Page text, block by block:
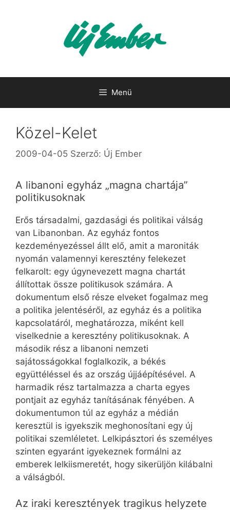
Menü
Közel-Kelet
2009-04-05 Szerző: Új Ember
A libanoni egyház „magna chartája”
politikusoknak
Erős társadalmi, gazdasági és politikai válság
van Libanonban. Az egyház fontos
kezdeményezéssel állt elő, amit a maroniták
nyomán valamennyi keresztény felekezet
felkarolt: egy úgynevezett magna chartát
állítottak össze politikusok számára. A
dokumentum első része elveket fogalmaz meg
a politika jelentéséről, az egyház és a politika
kapcsolatáról, meghatározza, miként kell
viselkednie a keresztény politikusoknak. A
második rész a libanoni nemzeti
sajátosságokkal foglalkozik, a békés
együttéléssel és az ország újjáépítésével. A
harmadik rész tartalmazza a charta egyes
pontjait az egyház tanításának fényében. A
dokumentumon túl az egyház a médián
keresztül is igyekszik meghonosítani egy új
politikai szemléletet. Lelkipásztori és személyes
szinten egyaránt igyekeznek formálni az
emberek lelkiismeretét, hogy sikerüljön kilábalni
a válságból.
Az iraki keresztények tragikus helyzete